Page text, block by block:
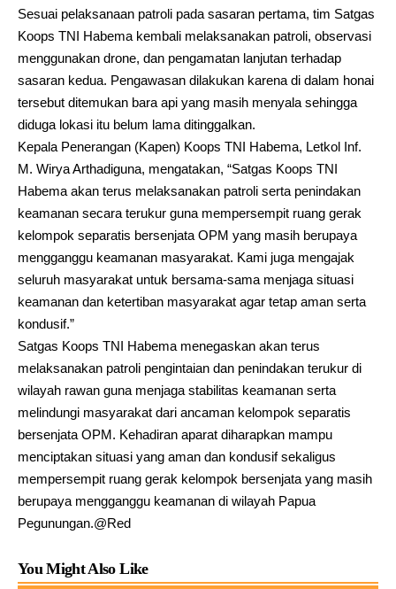
Sesuai pelaksanaan patroli pada sasaran pertama, tim Satgas
Koops TNI Habema kembali melaksanakan patroli, observasi
menggunakan drone, dan pengamatan lanjutan terhadap
sasaran kedua. Pengawasan dilakukan karena di dalam honai
tersebut ditemukan bara api yang masih menyala sehingga
diduga lokasi itu belum lama ditinggalkan.
Kepala Penerangan (Kapen) Koops TNI Habema, Letkol Inf.
M. Wirya Arthadiguna, mengatakan, “Satgas Koops TNI
Habema akan terus melaksanakan patroli serta penindakan
keamanan secara terukur guna mempersempit ruang gerak
kelompok separatis bersenjata OPM yang masih berupaya
mengganggu keamanan masyarakat. Kami juga mengajak
seluruh masyarakat untuk bersama-sama menjaga situasi
keamanan dan ketertiban masyarakat agar tetap aman serta
kondusif.”
Satgas Koops TNI Habema menegaskan akan terus
melaksanakan patroli pengintaian dan penindakan terukur di
wilayah rawan guna menjaga stabilitas keamanan serta
melindungi masyarakat dari ancaman kelompok separatis
bersenjata OPM. Kehadiran aparat diharapkan mampu
menciptakan situasi yang aman dan kondusif sekaligus
mempersempit ruang gerak kelompok bersenjata yang masih
berupaya mengganggu keamanan di wilayah Papua
Pegunungan.@Red
You Might Also Like